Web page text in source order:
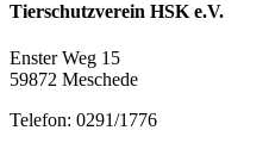
Tierschutzverein HSK e.V.
Enster Weg 15
59872 Meschede
Telefon: 0291/1776